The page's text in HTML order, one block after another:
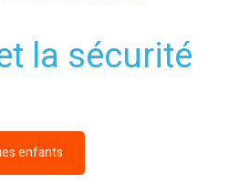
la sécurité
enfants